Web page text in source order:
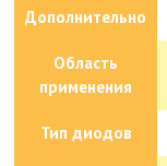
Дополнительно
Область
применения
Тип диодов